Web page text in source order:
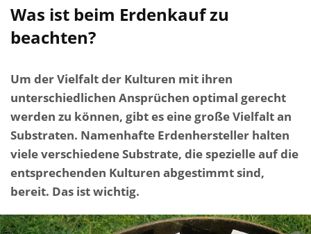
Was ist beim Erdenkauf zu
beachten?
Um der Vielfalt der Kulturen mit ihren
unterschiedlichen Ansprüchen optimal gerecht
werden zu können, gibt es eine große Vielfalt an
Substraten. Namenhafte Erdenhersteller halten
viele verschiedene Substrate, die spezielle auf die
entsprechenden Kulturen abgestimmt sind,
bereit. Das ist wichtig.